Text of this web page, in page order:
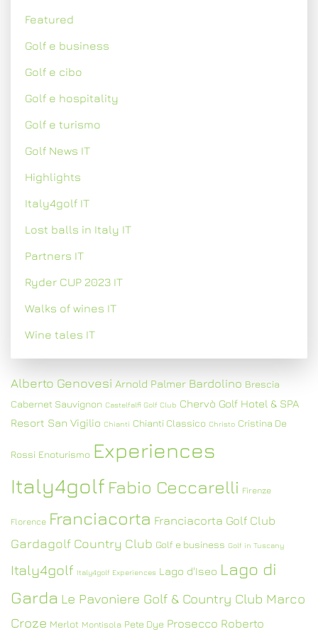
Featured
Golf e business
Golf e cibo
Golf e hospitality
Golf e turismo
Golf News IT
Highlights
Italy4golf IT
Lost balls in Italy IT
Partners IT
Ryder CUP 2023 IT
Walks of wines IT
Wine tales IT
Alberto Genovesi Arnold Palmer Bardolino Brescia
Cabernet Sauvignon Castelfalfi Golf Club Chervò Golf Hotel & SPA
Resort San Vigilio Chianti Chianti Classico Christo Cristina De
Rossi Enoturismo Experiences
Italy4golf Fabio Ceccarelli Firenze
Florence Franciacorta Franciacorta Golf Club
Gardagolf Country Club Golf e business Golf in Tuscany
Italy4golf Italy4golf Experiences Lago d'Iseo Lago di
Garda Le Pavoniere Golf & Country Club Marco
Croze Merlot Montisola Pete Dye Prosecco Roberto